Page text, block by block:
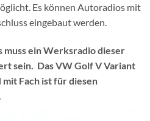
Es können Autoradios mit
eingebaut werden.
muss ein Werksradio dieser
sein. Das VW Golf V Variant
Fach ist für diesen